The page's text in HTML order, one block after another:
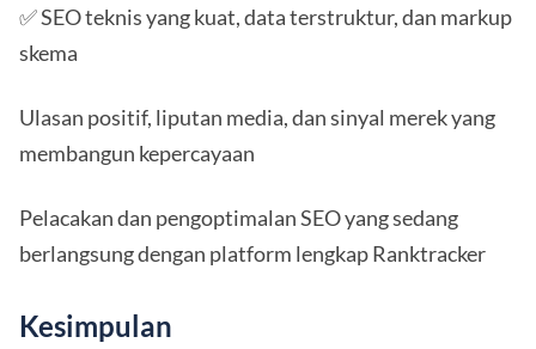
✅ SEO teknis yang kuat, data terstruktur, dan markup
skema
Ulasan positif, liputan media, dan sinyal merek yang
membangun kepercayaan
Pelacakan dan pengoptimalan SEO yang sedang
berlangsung dengan platform lengkap Ranktracker
Kesimpulan